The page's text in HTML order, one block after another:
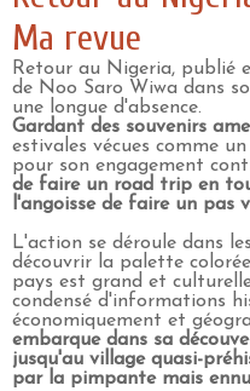
Ma revue
Retour au Nigeria, publié
de Noo Saro Wiwa dans
une longue d'absence.
Gardant des souvenirs
estivales vécues comme
pour son engagement
de faire un road trip en
l'angoisse de faire un pas
L'action se déroule dans
découvrir la palette
pays est grand et
condensé d'informations
économiquement et
embarque dans sa
jusqu'au village quasi-
par la pimpante mais